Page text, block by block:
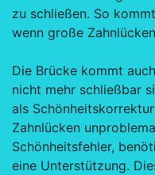
zu schließen. So
wenn große
Die Brücke kommt
nicht mehr schließbar
als
Zahnlücken
Schönheitsfehler,
eine Unterstützung.